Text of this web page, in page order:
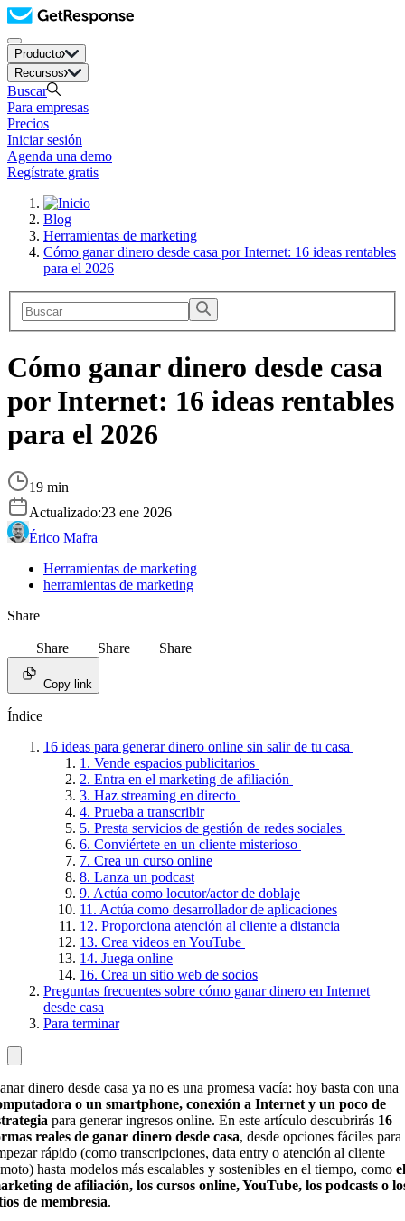
Producto
Recursos
Buscar
Para empresas
Precios
Iniciar sesión
Agenda una demo
Regístrate gratis
Blog
Herramientas de marketing
Cómo ganar dinero desde casa por Internet: 16 ideas rentables
para el 2026
Cómo ganar dinero desde casa
por Internet: 16 ideas rentables
para el 2026
19 min
Actualizado:23 ene 2026
Érico Mafra
Herramientas de marketing
herramientas de marketing
Share
Share Share Share
Copy link
Índice
16 ideas para generar dinero online sin salir de tu casa
1. Vende espacios publicitarios
2. Entra en el marketing de afiliación
3. Haz streaming en directo
4. Prueba a transcribir
5. Presta servicios de gestión de redes sociales
6. Conviértete en un cliente misterioso
7. Crea un curso online
8. Lanza un podcast
9. Actúa como locutor/actor de doblaje
11. Actúa como desarrollador de aplicaciones
12. Proporciona atención al cliente a distancia
13. Crea videos en YouTube
14. Juega online
16. Crea un sitio web de socios
Preguntas frecuentes sobre cómo ganar dinero en Internet
desde casa
Para terminar
dinero desde casa ya no es una promesa vacía: hoy basta con una
o un smartphone, conexión a Internet y un poco de
para generar ingresos online. En este artículo descubrirás 16
reales de ganar dinero desde casa, desde opciones fáciles para
rápido (como transcripciones, data entry o atención al cliente
hasta modelos más escalables y sostenibles en el tiempo, como el
de afiliación, los cursos online, YouTube, los podcasts o
de membresía.